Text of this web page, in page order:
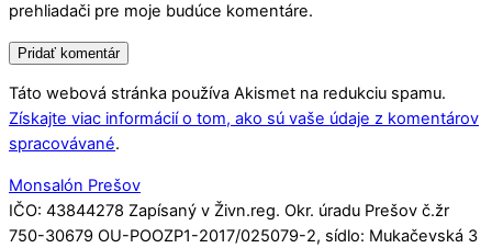
prehliadači pre moje budúce komentáre.
Táto webová stránka používa Akismet na redukciu spamu.
Získajte viac informácií o tom, ako sú vaše údaje z komentárov
spracovávané.
Monsalón Prešov
IČO: 43844278 Zapísaný v Živn.reg. Okr. úradu Prešov č.žr
750-30679 OU-POOZP1-2017/025079-2, sídlo: Mukačevská 3